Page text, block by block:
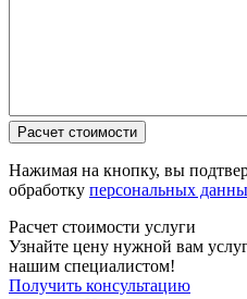
Нажимая на кнопку, вы
обработку персональных
Расчет стоимости услуги
Узнайте цену нужной вам
нашим специалистом!
Получить консультацию